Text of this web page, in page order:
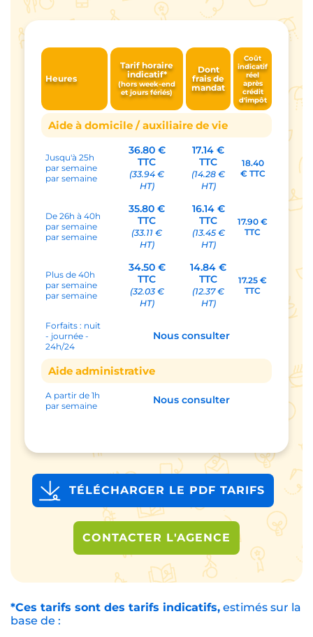
Heures
Tarif horaire
indicatif*
(hors week-end
et jours fériés)
Dont
frais de
mandat
Coût
indicatif
réel
après
crédit
d'impôt
Aide à domicile / auxiliaire de vie
Jusqu'à 25h
par semaine
par semaine
36.80 €
TTC
(33.94 €
HT)
17.14 €
TTC
(14.28 €
HT)
18.40
€ TTC
De 26h à 40h
par semaine
par semaine
35.80 €
TTC
(33.11 €
HT)
16.14 €
TTC
(13.45 €
HT)
17.90 €
TTC
Plus de 40h
par semaine
par semaine
34.50 €
TTC
(32.03 €
HT)
14.84 €
TTC
(12.37 €
HT)
17.25 €
TTC
Forfaits : nuit
- journée -
24h/24
Nous consulter
Aide administrative
A partir de 1h
par semaine
Nous consulter
TÉLÉCHARGER LE PDF TARIFS
CONTACTER L'AGENCE
*Ces tarifs sont des tarifs indicatifs, estimés sur la
base de :